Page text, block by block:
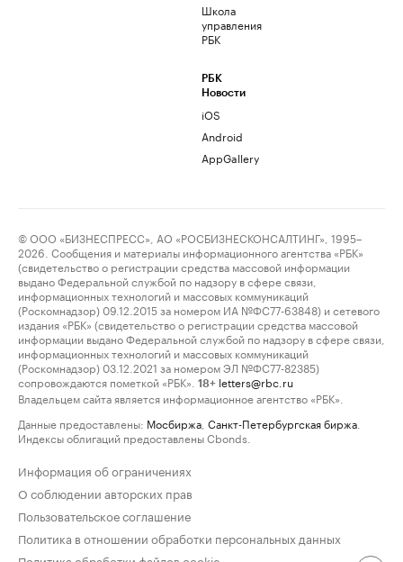
Школа
управления
РБК
РБК
Новости
iOS
Android
AppGallery
© ООО «БИЗНЕСПРЕСС», АО «РОСБИЗНЕСКОНСАЛТИНГ», 1995–
2026. Сообщения и материалы информационного агентства «РБК»
(свидетельство о регистрации средства массовой информации
выдано Федеральной службой по надзору в сфере связи,
информационных технологий и массовых коммуникаций
(Роскомнадзор) 09.12.2015 за номером ИА №ФС77-63848) и сетевого
издания «РБК» (свидетельство о регистрации средства массовой
информации выдано Федеральной службой по надзору в сфере связи,
информационных технологий и массовых коммуникаций
(Роскомнадзор) 03.12.2021 за номером ЭЛ №ФС77-82385)
сопровождаются пометкой «РБК».
18+ letters@rbc.ru
Владельцем сайта является информационное агентство «РБК».
Данные предоставлены: Мосбиржа Санкт-Петербургская биржа
Индексы облигаций предоставлены Cbonds.
Информация об ограничениях
О соблюдении авторских прав
Пользовательское соглашение
Политика в отношении обработки персональных данных